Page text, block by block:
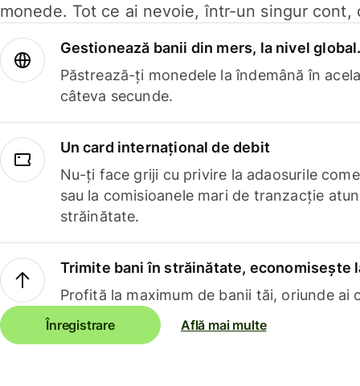
monede. Tot ce ai nevoie, într-un singur cont,
Gestionează banii din mers, la nivel
Păstrează-ți monedele la îndemână în
câteva secunde.
Un card internațional de debit
Nu-ți face griji cu privire la adaosurile
sau la comisioanele mari de tranzacție
străinătate.
Trimite bani în străinătate, economisește
Profită la maximum de banii tăi, oriunde ai
Înregistrare Află mai multe